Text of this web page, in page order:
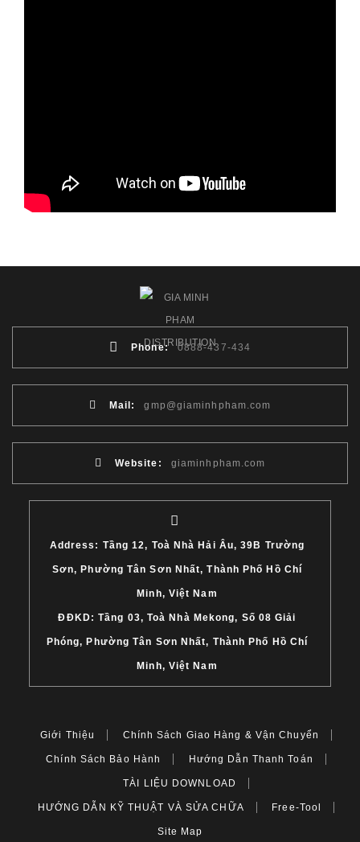
Phone: 0888-437-434
Mail: gmp@giaminhpham.com
Website: giaminhpham.com
Address: Tầng 12, Toà Nhà Hải Âu, 39B Trường
Sơn, Phường Tân Sơn Nhất, Thành Phố Hồ Chí
Minh, Việt Nam
ĐĐKD: Tầng 03, Toà Nhà Mekong, Số 08 Giải
Phóng, Phường Tân Sơn Nhất, Thành Phố Hồ Chí
Minh, Việt Nam
Giới Thiệu Chính Sách Giao Hàng & Vận Chuyển
Chính Sách Bảo Hành Hướng Dẫn Thanh Toán
TÀI LIỆU DOWNLOAD
HƯỚNG DẪN KỸ THUẬT VÀ SỬA CHỮA Free-Tool
Site Map